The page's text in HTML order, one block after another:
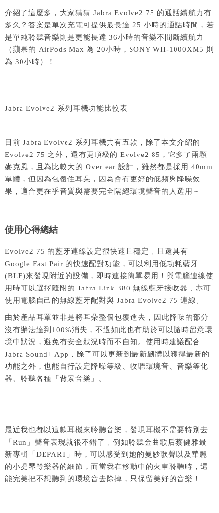
介紹了這麼多，大家猜猜 Jabra Evolve2 75 的通話續航力有
多久？答案是單次充電可提供最長達 25 小時的通話時間，若
是單純聆聽音樂則是更能長達 36小時的音樂不間斷續航力
（蘋果的 AirPods Max 為 20小時，SONY WH-1000XM5 則
為 30小時）！
Jabra Evolve2 系列耳機功能比較表
目前 Jabra Evolve2 系列耳機共有五款，除了本文介紹的
Evolve2 75 之外，還有更頂級的 Evolve2 85，它多了兩顆
麥克風，且為比較大的 Over ear 設計，雖然都是採用 40mm
單體，但因為包覆住耳朵，因為會有更好的低頻與降噪效
果，適合更在乎音質與需要完全隔絕環境聲音的人選用～
使用心得總結
Evolve2 75 的藍牙連線設定很快速且穩定，且還具有
Google Fast Pair 的快速配對功能，可以利用低功耗藍牙
(BLE)來發現附近的設備，即時連接簡單易用！與電腦連線使
用時可以選擇隨附的 Jabra Link 380 無線藍牙接收器，亦可
使用電腦自己的無線藍牙配對與 Jabra Evolve2 75 連線。
由於產品耳罩並非是將耳朵整個包覆進去，因此降噪的部分
沒有辦法達到100%消失，不過如此也有助於可以隨時留意環
境中狀況，避免有安全狀況時而不自知。使用時建議配合
Jabra Sound+ App，除了可以更新到最新韌體以獲得最新的
功能之外，也能自行設定降噪等級、收聽環境音、音樂等化
器、聆聽各種「背景音樂」。
最近我也都以這款耳機來聆聽音樂，發現耳機不需要特別去
「Run」聲音表現就很不錯了，例如聆聽金曲歌后蔡健雅最
新專輯「DEPART」時，可以感受到她的曼妙歌聲以及華麗
的小提琴等樂器的細節，而當我在移動中的火車聆聽時，還
能完美把不想聽到的環境音去除掉，只保留美好的音樂！